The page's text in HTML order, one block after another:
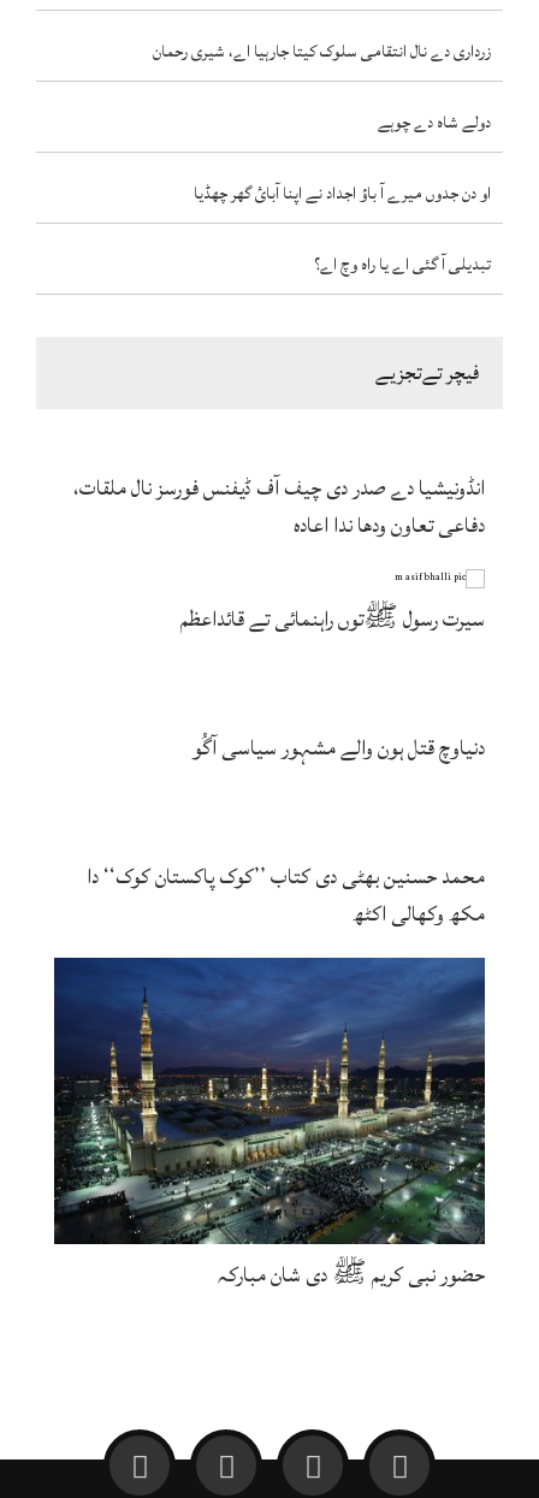
زرداری دے نال انتقامی سلوک کیتا جارہیا اے، شیری رحمان
دولے شاہ دے چوہے
او دن جدوں میرے آ باؤ اجداد نے اپنا آبائ گھر چھڈیا
تبدیلی آ گئی اے یا راہ وچ اے؟
فیچر تےتجزیے
انڈونیشیا دے صدر دی چیف آف ڈیفنس فورسز نال ملقات،
دفاعی تعاون ودھا ندا اعادہ
سیرت رسول ﷺتوں راہنمائی تے قائداعظم
دنیاوچ قتل ہون والے مشہور سیاسی آگُو
محمد حسنین بھٹی دی کتاب ’’کوک پاکستان کوک‘‘ دا
مکھ وکھالی اکٹھ
حضور نبی کریم ﷺ دی شان مبارکہ